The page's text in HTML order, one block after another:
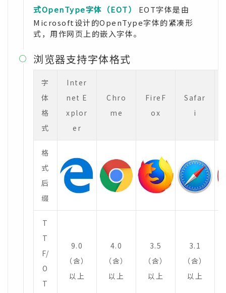
式OpenType字体（EOT）
EOT字体是由
Microsoft设计的OpenType字体的紧凑形
式，用作网页上的嵌入字体。
 浏览器支持字体格式
字
体
格
式
Inter
net E
xplor
er
Chro
me
FireF
ox
Safar
i
格
式
后
缀
T
T
F/
O
T
9.0
（含）
以上
4.0
（含）
以上
3.5
（含）
以上
3.1
（含）
以上